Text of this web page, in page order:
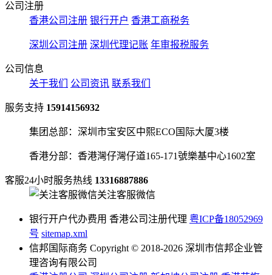
公司注册
香港公司注册 银行开户 香港工商税务
深圳公司注册 深圳代理记账 年审报税服务
公司信息
关于我们
公司资讯 联系我们
服务支持 15914156932
集团总部：深圳市宝安区中熙ECO国际大厦3楼
香港分部：香港灣仔灣仔道165-171號樂基中心1602室
客服24小时服务热线 13316887886
关注客服微信
银行开户代办费用 香港公司注册代理 粤ICP备18052969
号 sitemap.xml
信邦国际商务 Copyright © 2018-2026 深圳市信邦企业管
理咨询有限公司